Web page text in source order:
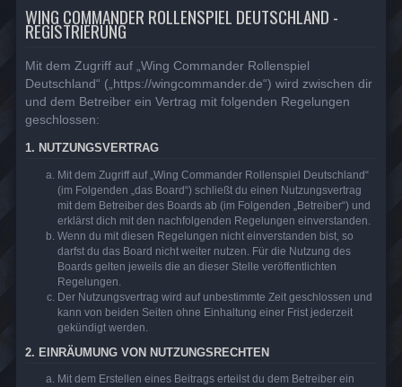
WING COMMANDER ROLLENSPIEL DEUTSCHLAND -
REGISTRIERUNG
Mit dem Zugriff auf „Wing Commander Rollenspiel
Deutschland“ („https://wingcommander.de“) wird zwischen dir
und dem Betreiber ein Vertrag mit folgenden Regelungen
geschlossen:
1. NUTZUNGSVERTRAG
Mit dem Zugriff auf „Wing Commander Rollenspiel Deutschland“
(im Folgenden „das Board“) schließt du einen Nutzungsvertrag
mit dem Betreiber des Boards ab (im Folgenden „Betreiber“) und
erklärst dich mit den nachfolgenden Regelungen einverstanden.
Wenn du mit diesen Regelungen nicht einverstanden bist, so
darfst du das Board nicht weiter nutzen. Für die Nutzung des
Boards gelten jeweils die an dieser Stelle veröffentlichten
Regelungen.
Der Nutzungsvertrag wird auf unbestimmte Zeit geschlossen und
kann von beiden Seiten ohne Einhaltung einer Frist jederzeit
gekündigt werden.
2. EINRÄUMUNG VON NUTZUNGSRECHTEN
Mit dem Erstellen eines Beitrags erteilst du dem Betreiber ein